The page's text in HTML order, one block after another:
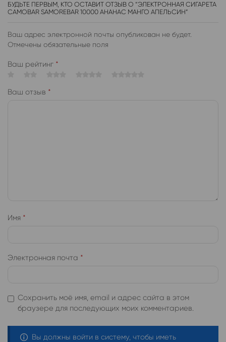
БУДЬТЕ ПЕРВЫМ, КТО ОСТАВИТ ОТЗЫВ О “ЭЛЕКТРОННАЯ СИГАРЕТА
CAMOBAR SAMOREBAR 10000 АНАНАС МАНГО АПЕЛЬСИН”
Ваш адрес электронной почты опубликован не будет.
Отмечены обязательные поля
Ваш рейтинг *
Ваш отзыв *
Имя *
Электронная почта *
Сохранить моё имя, email и адрес сайта в этом
браузере для последующих моих комментариев.
Вы должны войти в систему, чтобы иметь